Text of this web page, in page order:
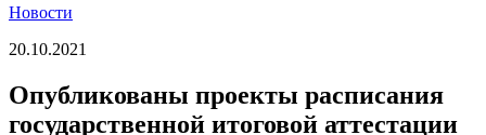
Новости
20.10.2021
Опубликованы проекты расписания
государственной итоговой аттестации